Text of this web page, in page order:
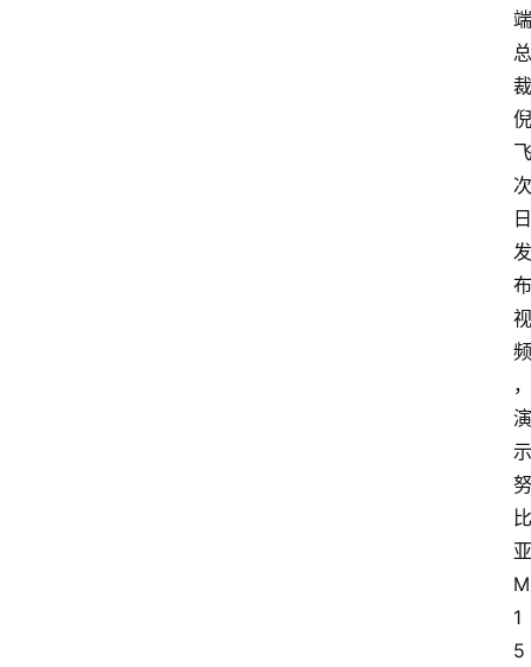
端
总
裁
倪
飞
次
日
发
布
视
频
，
演
示
努
比
亚
M
1
5